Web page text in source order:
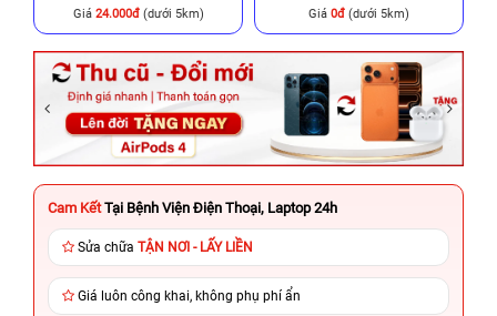
Giá 24.000đ(dưới 5km) Giá 0đ (dưới 5km)
Cam Kết Tại Bệnh Viện Điện Thoại, Laptop 24h
Sửa chữa TẬN NƠI - LẤY LIỀN
Giá luôn công khai, không phụ phí ẩn